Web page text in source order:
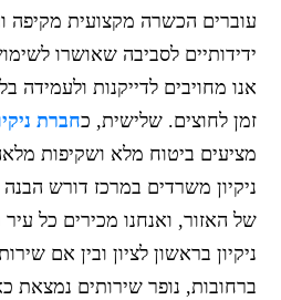
עוברים הכשרה מקצועית מקיפה
ידידותיים לסביבה שאושרו
אנו מחויבים לדייקנות ולעמידה
זמן לחוצים. שלישית, כחברת
מציעים ביטוח מלא ושקיפות
ניקיון משרדים במרכז דורש הבנה
של האזור, ואנחנו מכירים כל
ניקיון בראשון לציון ובין אם
ברחובות, נופר שירותים נמצאת